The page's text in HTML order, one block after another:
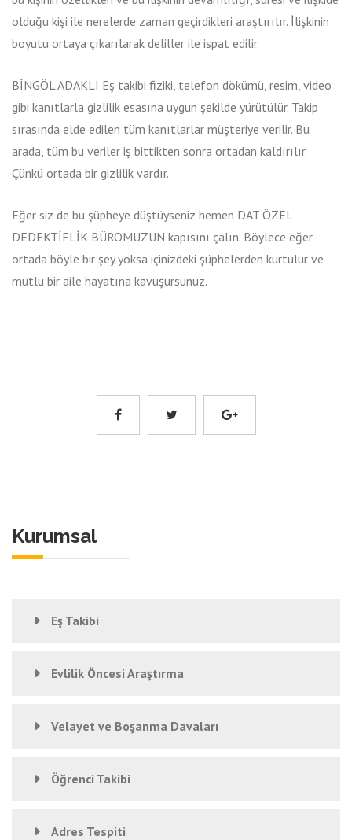
olduğu kişi ile nerelerde zaman geçirdikleri araştırılır. İlişkinin
boyutu ortaya çıkarılarak deliller ile ispat edilir.
BİNGÖL ADAKLI Eş takibi fiziki, telefon dökümü, resim, video
gibi kanıtlarla gizlilik esasına uygun şekilde yürütülür. Takip
sırasında elde edilen tüm kanıtlarlar müşteriye verilir. Bu
arada, tüm bu veriler iş bittikten sonra ortadan kaldırılır.
Çünkü ortada bir gizlilik vardır.
Eğer siz de bu şüpheye düştüyseniz hemen DAT ÖZEL
DEDEKTİFLİK BÜROMUZUN kapısını çalın. Böylece eğer
ortada böyle bir şey yoksa içinizdeki şüphelerden kurtulur ve
mutlu bir aile hayatına kavuşursunuz.
Kurumsal
Eş Takibi
Evlilik Öncesi Araştırma
Velayet ve Boşanma Davaları
Öğrenci Takibi
Adres Tespiti